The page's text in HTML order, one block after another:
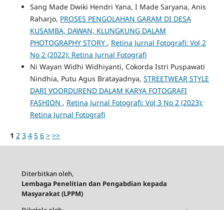
Sang Made Dwiki Hendri Yana, I Made Saryana, Anis
Raharjo, PROSES PENGOLAHAN GARAM DI DESA
KUSAMBA, DAWAN, KLUNGKUNG DALAM
PHOTOGRAPHY STORY , Retina Jurnal Fotografi: Vol 2
No 2 (2022): Retina Jurnal Fotografi
Ni Wayan Widhi Widhiyanti, Cokorda Istri Puspawati
Nindhia, Putu Agus Bratayadnya, STREETWEAR STYLE
DARI VOORDUREND DALAM KARYA FOTOGRAFI
FASHION , Retina Jurnal Fotografi: Vol 3 No 2 (2023):
Retina Jurnal Fotografi
1 2 3 4 5 6 > >>
Diterbitkan oleh,
Lembaga Penelitian dan Pengabdian kepada
Masyarakat (LPPM)